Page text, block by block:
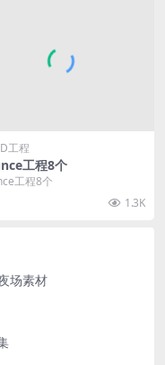
工程
工程8个
工程8个
1.3K
场素材